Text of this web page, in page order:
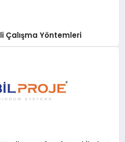
Çalışma Yöntemleri